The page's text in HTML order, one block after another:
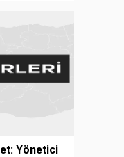
Yönetici